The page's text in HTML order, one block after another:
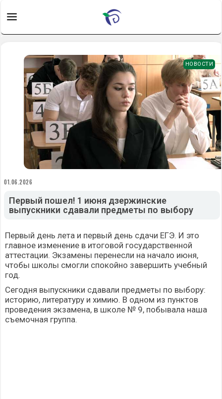
НОВОСТИ
01.06.2026
Первый пошел! 1 июня дзержинские
выпускники сдавали предметы по выбору
Первый день лета и первый день сдачи ЕГЭ. И это
главное изменение в итоговой государственной
аттестации. Экзамены перенесли на начало июня,
чтобы школы смогли спокойно завершить учебный
год.
Сегодня выпускники сдавали предметы по выбору:
историю, литературу и химию. В одном из пунктов
проведения экзамена, в школе № 9, побывала наша
съемочная группа.